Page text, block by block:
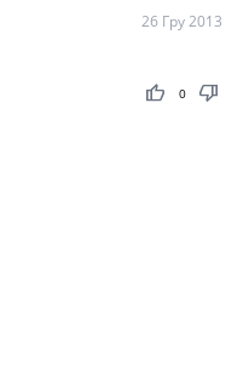
26 Гру 2013
thumb_up thumb_down
0